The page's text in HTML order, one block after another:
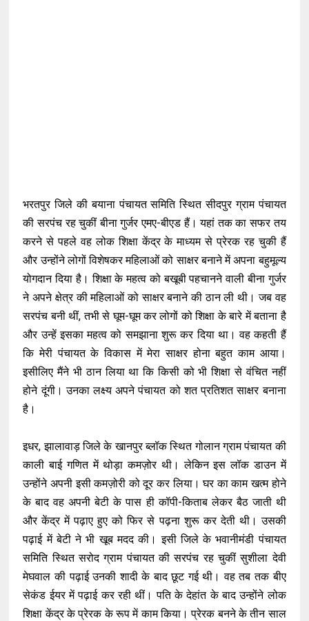
भरतपुर जिले की बयाना पंचायत समिति स्थित सीदपुर ग्राम पंचायत
की सरपंच रह चुकीं बीना गुर्जर एमए-बीएड हैं। यहां तक का सफर तय
करने से पहले वह लोक शिक्षा केंद्र के माध्यम से प्रेरक रह चुकी हैं
और उन्होंने लोगों विशेषकर महिलाओं को साक्षर बनाने में अपना बहुमूल्य
योगदान दिया है। शिक्षा के महत्व को बखूबी पहचानने वाली बीना गुर्जर
ने अपने क्षेत्र की महिलाओं को साक्षर बनाने की ठान ली थी। जब वह
सरपंच बनी थीं, तभी से घूम-घूम कर लोगों को शिक्षा के बारे में बताना है
और उन्हें इसका महत्व को समझाना शुरू कर दिया था। वह कहती हैं
कि मेरी पंचायत के विकास में मेरा साक्षर होना बहुत काम आया।
इसीलिए मैंने भी ठान लिया था कि किसी को भी शिक्षा से वंचित नहीं
होने दूंगी। उनका लक्ष्य अपने पंचायत को शत प्रतिशत साक्षर बनाना
है।
इधर, झालावाड़ जिले के खानपुर ब्लॉक स्थित गोलान ग्राम पंचायत की
काली बाई गणित में थोड़ा कमज़ोर थी। लेकिन इस लॉक डाउन में
उन्होंने अपनी इसी कमज़ोरी को दूर कर लिया। घर का काम खत्म होने
के बाद वह अपनी बेटी के पास ही कॉपी-किताब लेकर बैठ जाती थी
और केंद्र में पढ़ाए हुए को फिर से पढ़ना शुरू कर देती थी। उसकी
पढ़ाई में बेटी ने भी खूब मदद की। इसी जिले के भवानीमंडी पंचायत
समिति स्थित सरोद ग्राम पंचायत की सरपंच रह चुकीं सुशीला देवी
मेघवाल की पढ़ाई उनकी शादी के बाद छूट गई थी। वह तब तक बीए
सेकंड ईयर में पढ़ाई कर रही थीं। पति के देहांत के बाद उन्होंने लोक
शिक्षा केंद्र के प्रेरक के रूप में काम किया। प्रेरक बनने के तीन साल